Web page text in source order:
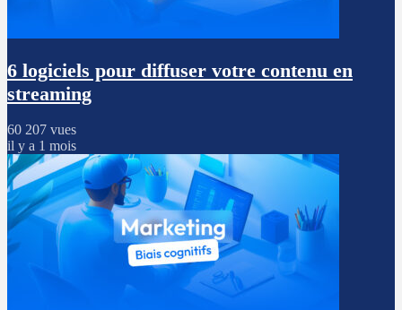
6 logiciels pour diffuser votre contenu en
streaming
60 207 vues
il y a 1 mois